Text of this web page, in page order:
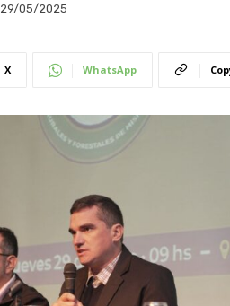
29/05/2025
X WhatsApp